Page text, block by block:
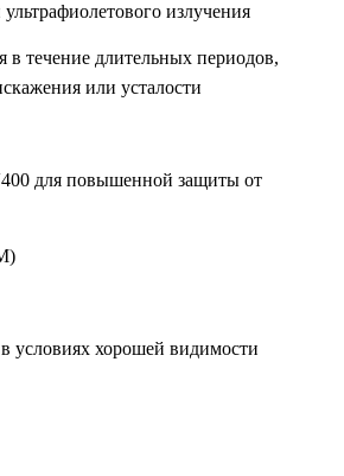
излучения
в течение длительных периодов,
или усталости
для повышенной защиты от
условиях хорошей видимости